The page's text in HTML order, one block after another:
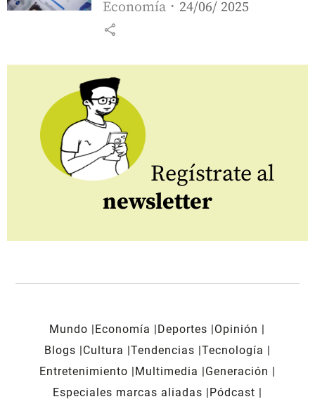
Economía 24/06/ 2025
share
Regístrate al
newsletter
Mundo Economía Deportes
Opinión
Blogs
Cultura Tendencias Tecnología
Entretenimiento
Multimedia
Generación
Especiales marcas aliadas
Pódcast